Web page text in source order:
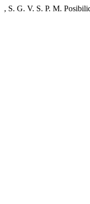
, S. G. V. S. P. M.